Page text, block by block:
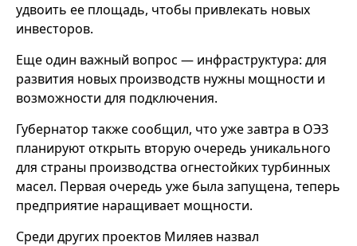
удвоить ее площадь, чтобы привлекать новых
инвесторов.
Еще один важный вопрос — инфраструктура: для
развития новых производств нужны мощности и
возможности для подключения.
Губернатор также сообщил, что уже завтра в ОЭЗ
планируют открыть вторую очередь уникального
для страны производства огнестойких турбинных
масел. Первая очередь уже была запущена, теперь
предприятие наращивает мощности.
Среди других проектов Миляев назвал